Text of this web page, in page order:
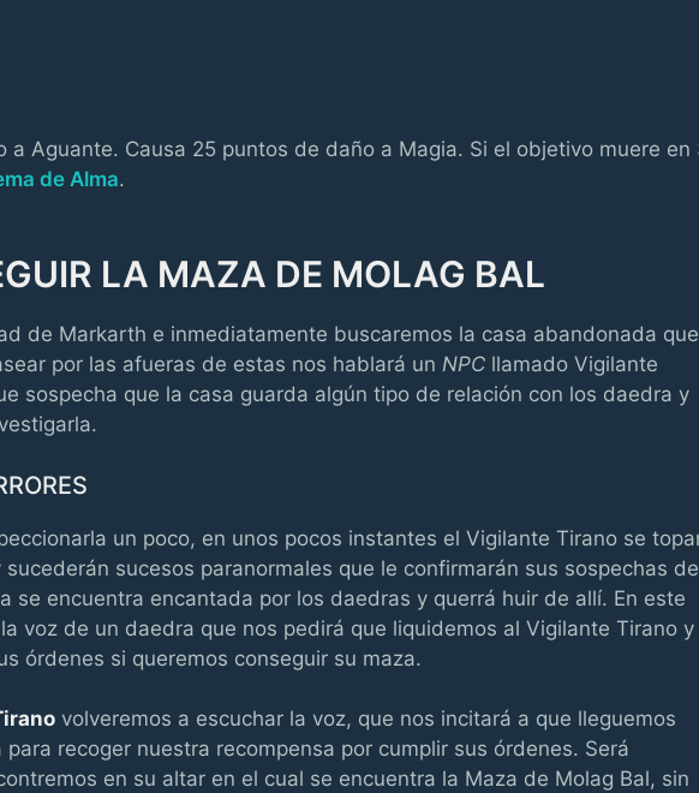
a Aguante. Causa 25 puntos de daño a Magia. Si el objetivo muere en
de Alma.
LA MAZA DE MOLAG BAL
de Markarth e inmediatamente buscaremos la casa abandonada que
por las afueras de estas nos hablará un NPC llamado Vigilante
sospecha que la casa guarda algún tipo de relación con los daedra y
un poco, en unos pocos instantes el Vigilante Tirano se
sucesos paranormales que le confirmarán sus sospechas de
se encuentra encantada por los daedras y querrá huir de allí. En este
voz de un daedra que nos pedirá que liquidemos al Vigilante Tirano y
órdenes si queremos conseguir su maza.
volveremos a escuchar la voz, que nos incitará a que lleguemos
recoger nuestra recompensa por cumplir sus órdenes. Será
en su altar en el cual se encuentra la Maza de Molag Bal, sin